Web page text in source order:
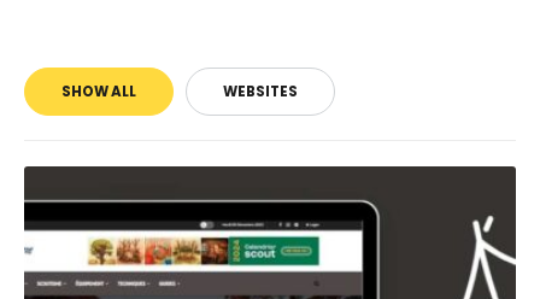
SHOW ALL WEBSITES